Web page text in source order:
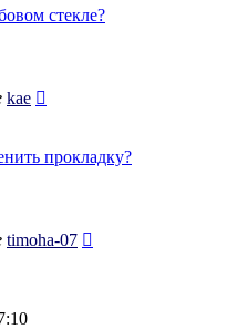
стекле?
kae
прокладку?
timoha-07